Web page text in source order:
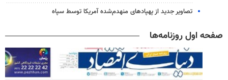
تصاویر جدید از پهپادهای منهدم‌شده آمریکا توسط سپاه
صفحه اول روزنامه‌ها